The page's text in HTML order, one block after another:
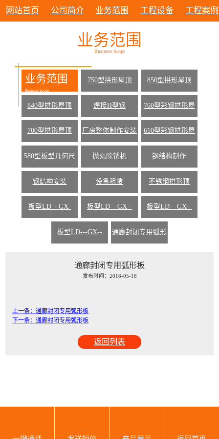
网站首页 公司简介 业务范围 工程设备 工程案例
业务范围
Business Scope
业务范围
Business Scope
750型拱形屋顶 850型拱形屋顶
840型拱形屋顶 焊接H型钢 760型彩钢拱形屋
顶
700型拱形屋顶 厂房整体制作安装 610型彩钢拱形屋
顶
580型板型几何尺
寸
抛丸除锈机 钢结构制作
钢结构安装 设备租赁 不锈钢拱形顶
板型LD---GX-
-1000---700----200
板型LD---GX--
-1000---760---51
板型LD---GX--
-914---610---180
板型LD---GX-- 通廊封闭专用弧形
通廊封闭专用弧形板
发布时间：2018-05-18
上一条：通廊封闭专用弧形板
下一条：通廊封闭专用弧形板
返回列表